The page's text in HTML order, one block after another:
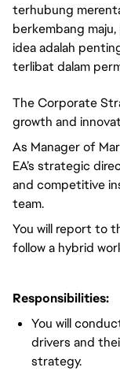
terhubung
berkembang
idea adalah
terlibat dalam
The Corporate
growth and
As Manager of
EA’s strategic
and competitive
team.
You will report to
follow a hybrid
Responsibilities:
You will
drivers and
strategy.